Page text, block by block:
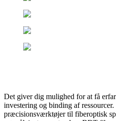
Det giver dig mulighed for at få
investering og binding af
præcisionsværktøjer til fiberoptisk